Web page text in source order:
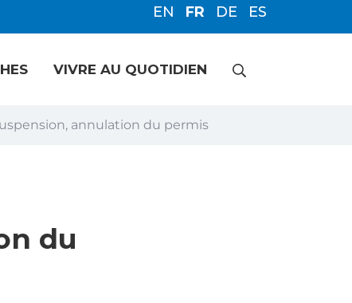
EN FR DE ES
VIVRE AU QUOTIDIEN
FERMER
annulation du permis
du